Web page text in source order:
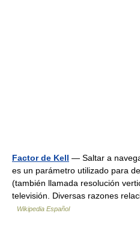
Factor de Kell — Saltar a
es un parámetro utilizado para
(también llamada resolución
televisión. Diversas razones
Wikipedia Español